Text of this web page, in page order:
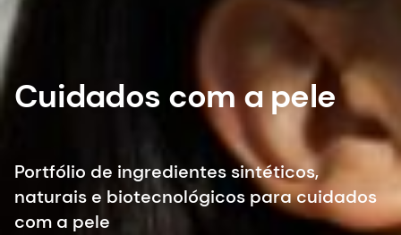
Cuidados com a pele
Portfólio de ingredientes sintéticos,
naturais e biotecnológicos para cuidados
com a pele